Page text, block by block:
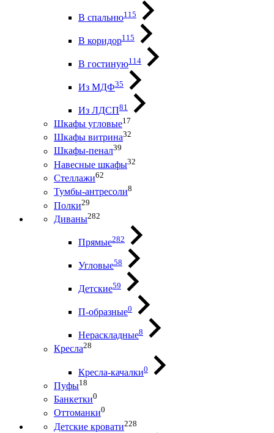
В спальню115
В коридор115
В гостиную114
Из МДФ35
Из ЛДСП81
Шкафы угловые17
Шкафы витрина32
Шкафы-пенал39
Навесные шкафы32
Стеллажи62
Тумбы-антресоли8
Полки29
Диваны282
Прямые282
Угловые58
Детские59
П-образные0
Нераскладные8
Кресла28
Кресла-качалки0
Пуфы18
Банкетки0
Оттоманки0
Детские кровати228